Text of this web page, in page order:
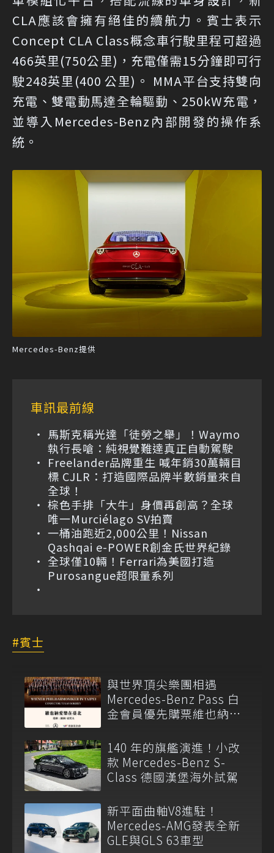
CLA應該會擁有絕佳的續航力。賓士表示
Concept CLA Class概念車行駛里程可超過
466英里(750公里)，充電僅需15分鐘即可行
駛248英里(400 公里)。 MMA平台支持雙向
充電、雙電動馬達全輪驅動、250kW充電，
並導入Mercedes-Benz內部開發的操作系
統。
Mercedes-Benz提供
車訊最前線
馬斯克稱光達「徒勞之舉」！Waymo
執行長嗆：純視覺難達真正自動駕駛
Freelander品牌重生 喊年銷30萬輛目
標 CJLR：打造國際品牌半數銷量來自
全球！
棕色手排「大牛」身價再創高？全球
唯一Murciélago SV拍賣
一桶油跑近2,000公里！Nissan
Qashqai e-POWER創金氏世界紀錄
全球僅10輛！Ferrari為美國打造
Purosangue超限量系列
賓士
與世界頂尖樂團相遇
Mercedes-Benz Pass 白
金會員優先購票維也納愛
140 年的旗艦演進！小改
款 Mercedes-Benz S-
Class 德國漢堡海外試駕
新平面曲軸V8進駐！
Mercedes-AMG發表全新
GLE與GLS 63車型